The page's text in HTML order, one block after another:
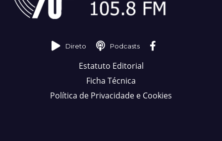
Direto Podcasts
Estatuto Editorial
Ficha Técnica
Política de Privacidade e Cookies